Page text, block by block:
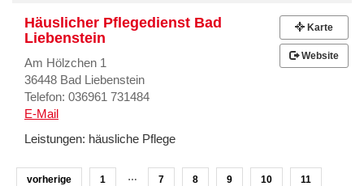
Häuslicher Pflegedienst Bad
Liebenstein
Am Hölzchen 1
36448 Bad Liebenstein
Telefon: 036961 731484
E-Mail
Leistungen: häusliche Pflege
Karte
Website
vorherige 1 … 7 8 9 10 11